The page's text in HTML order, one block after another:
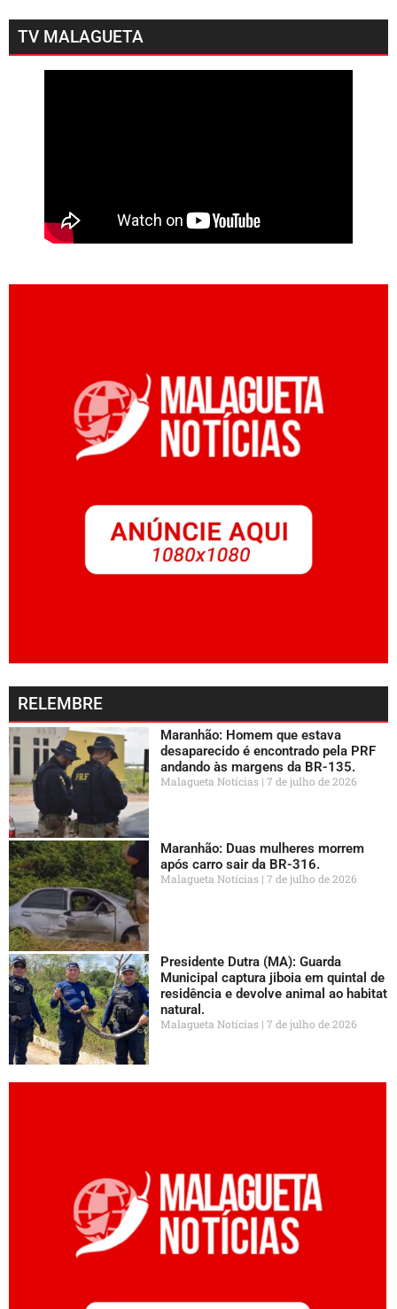
TV MALAGUETA
RELEMBRE
Maranhão: Homem que estava
desaparecido é encontrado pela PRF
andando às margens da BR-135.
Malagueta Notícias 7 de julho de 2026
Maranhão: Duas mulheres morrem
após carro sair da BR-316.
Malagueta Notícias 7 de julho de 2026
Presidente Dutra (MA): Guarda
Municipal captura jiboia em quintal de
residência e devolve animal ao habitat
natural.
Malagueta Notícias 7 de julho de 2026